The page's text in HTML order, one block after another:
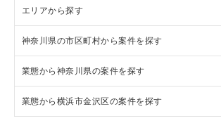
ラーメンの居抜き売却物件の案件一覧
フランス料理の居抜き売却物件の案件一覧
イタリア料理の居抜き売却物件の案件一覧
中華の居抜き売却物件の案件一覧
エリアから探す
東京23区の飲食店の居抜き売却物件の案件一覧
東京都下の飲食店の居抜き売却物件の案件一覧
千葉県の飲食店の居抜き売却物件の案件一覧
神奈川県の市区町村から案件を探す
大和市の飲食店の居抜き売却物件の案件一覧
鎌倉市の飲食店の居抜き売却物件の案件一覧
業態から神奈川県の案件を探す
神奈川県のラーメンの居抜き売却物件の案件一覧
業態から横浜市金沢区の案件を探す